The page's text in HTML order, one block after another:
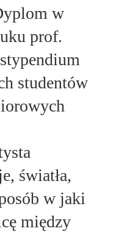
w
prof.
studentów
światła,
w jaki
między